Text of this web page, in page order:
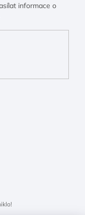
informace o